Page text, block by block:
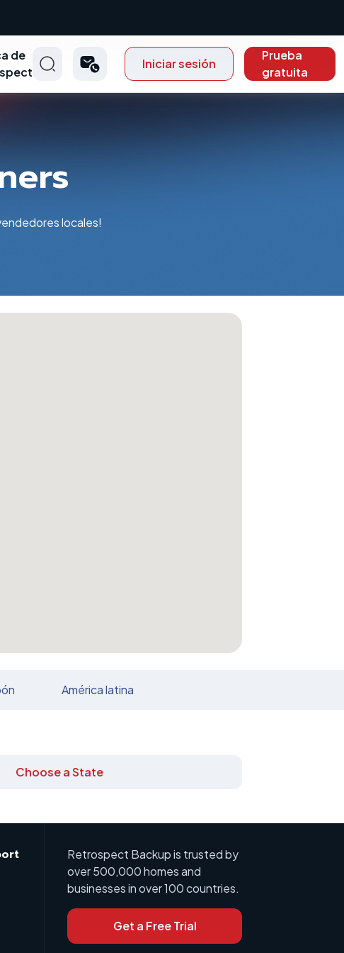
de
Iniciar sesión
Prueba
gratuita
locales!
América latina
Choose a State
Retrospect Backup is trusted by
over 500,000 homes and
businesses in over 100 countries.
Get a Free Trial